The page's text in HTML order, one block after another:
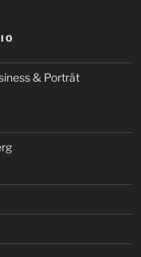
& Porträt